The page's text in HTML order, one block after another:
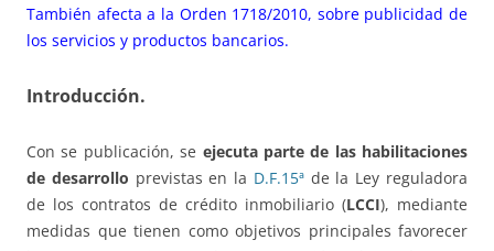
También afecta a la Orden 1718/2010, sobre publicidad de
los servicios y productos bancarios.
Introducción.
Con se publicación, se ejecuta parte de las habilitaciones
de desarrollo previstas en la D.F.15ªde la Ley reguladora
de los contratos de crédito inmobiliario (LCCI), mediante
medidas que tienen como objetivos principales favorecer